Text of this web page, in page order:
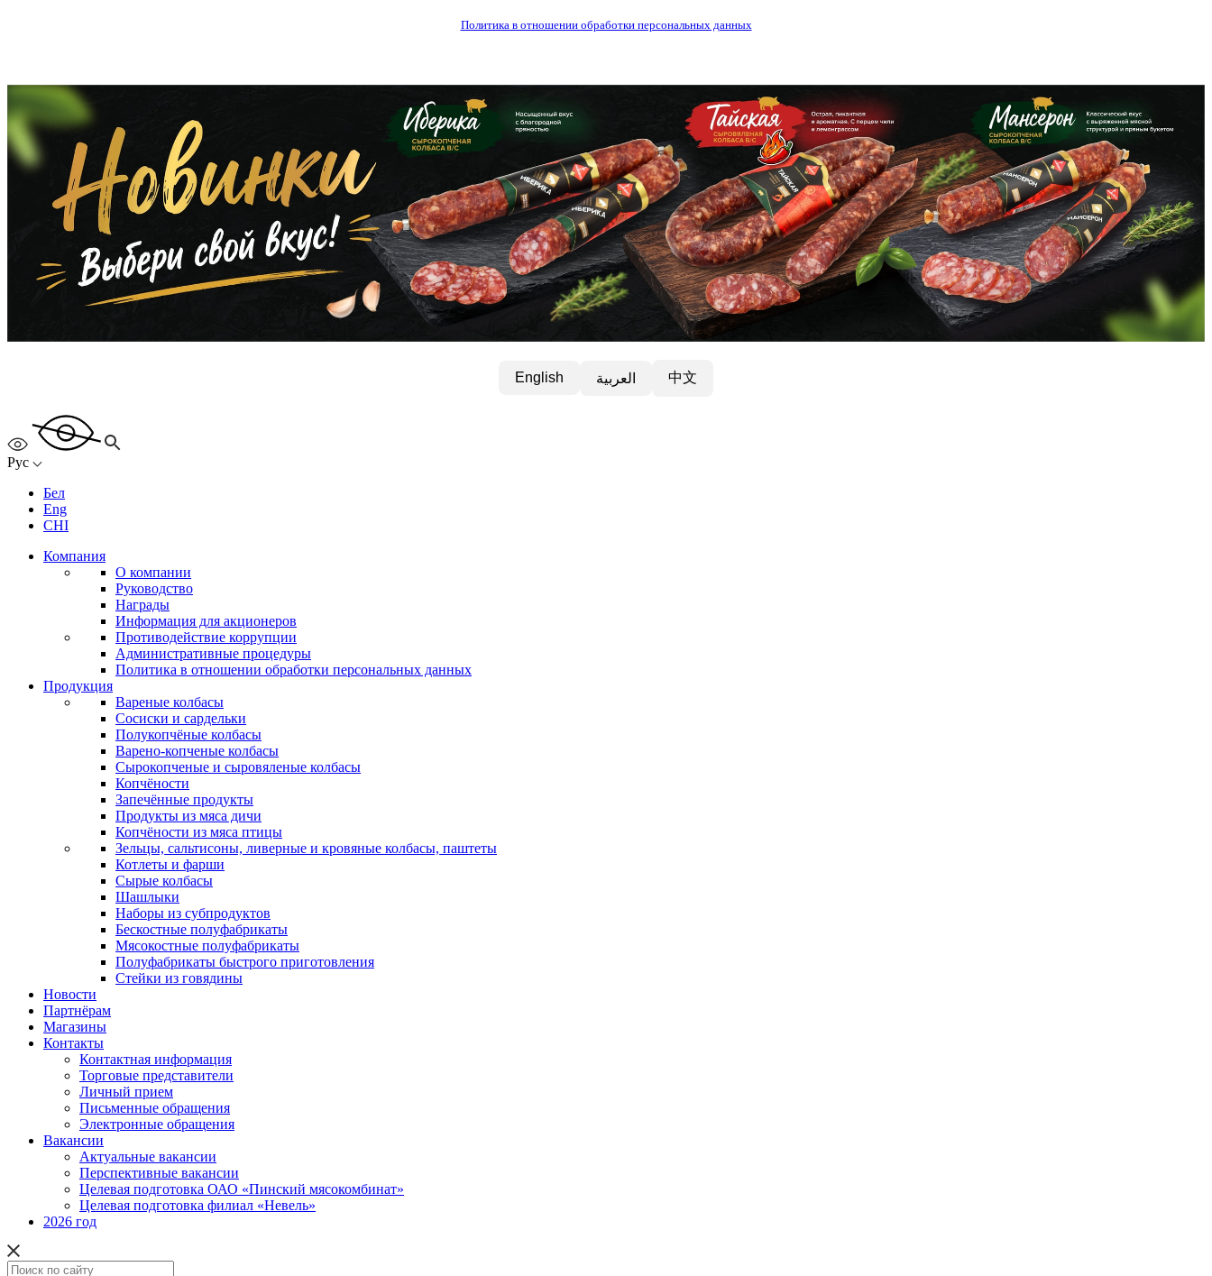
Политика в отношении обработки персональных данных
English العربية 中文
Рус
Бел
Eng
CHI
Компания
О компании
Руководство
Награды
Информация для акционеров
Противодействие коррупции
Административные процедуры
Политика в отношении обработки персональных данных
Продукция
Вареные колбасы
Сосиски и сардельки
Полукопчёные колбасы
Варено-копченые колбасы
Сырокопченые и сыровяленые колбасы
Копчёности
Запечённые продукты
Продукты из мяса дичи
Копчёности из мяса птицы
Зельцы, сальтисоны, ливерные и кровяные колбасы, паштеты
Котлеты и фарши
Сырые колбасы
Шашлыки
Наборы из субпродуктов
Бескостные полуфабрикаты
Мясокостные полуфабрикаты
Полуфабрикаты быстрого приготовления
Стейки из говядины
Новости
Партнёрам
Магазины
Контакты
Контактная информация
Торговые представители
Личный прием
Письменные обращения
Электронные обращения
Вакансии
Актуальные вакансии
Перспективные вакансии
Целевая подготовка ОАО «Пинский мясокомбинат»
Целевая подготовка филиал «Невель»
2026 год